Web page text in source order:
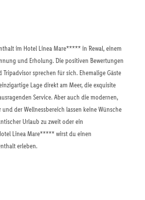
im Hotel Linea Mare***** in Rewal, einem
und Erholung. Die positiven Bewertungen
sprechen für sich. Ehemalige Gäste
Lage direkt am Meer, die exquisite
Service. Aber auch die modernen,
der Wellnessbereich lassen keine Wünsche
Urlaub zu zweit oder ein
Linea Mare***** wirst du einen
erleben.